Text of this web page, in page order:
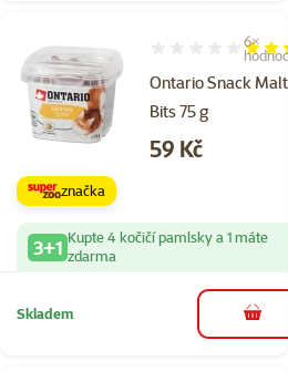
Ontario Snack Malt
Bits 75 g
Hodnocení 97%,
6×
Cena
59 Kč
značka
3+1 Kupte 4 kočičí pamlsky a 1 máte
zdarma
Skladem do